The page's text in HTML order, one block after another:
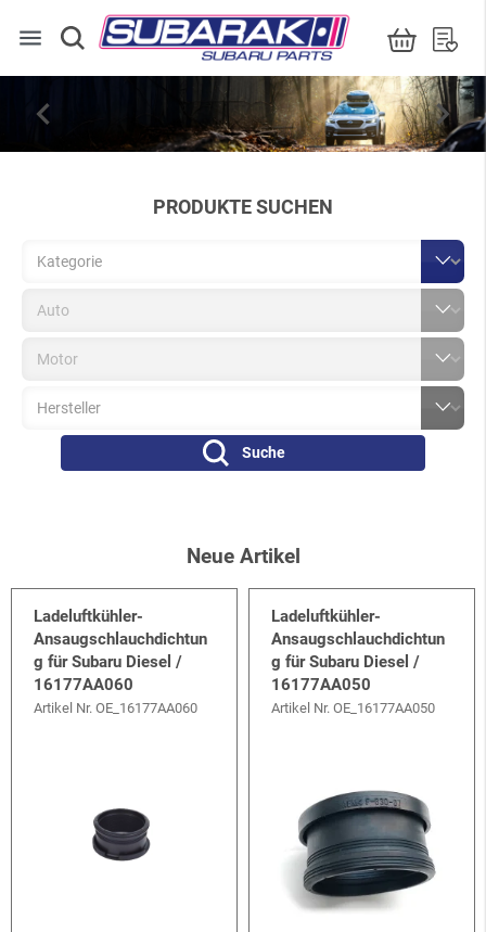
menu
 
PRODUKTE SUCHEN
Suche
Neue Artikel
Ladeluftkühler-
Ansaugschlauchdichtun
g für Subaru Diesel /
16177AA060
Artikel Nr. OE_16177AA060
Ladeluftkühler-
Ansaugschlauchdichtun
g für Subaru Diesel /
16177AA050
Artikel Nr. OE_16177AA050